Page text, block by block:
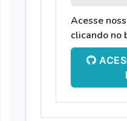
Acesse
clicando no